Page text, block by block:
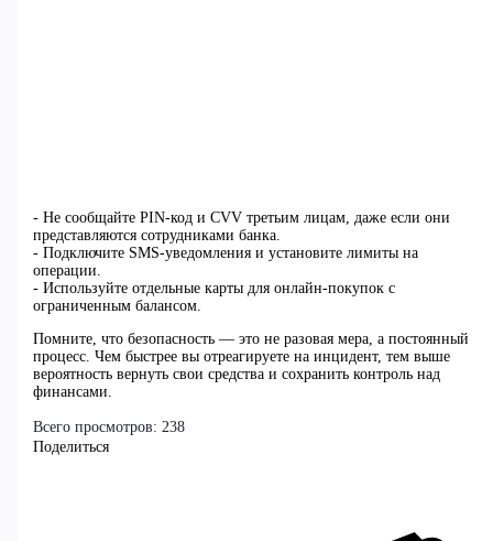
- Не сообщайте PIN-код и CVV третьим лицам, даже если они
представляются сотрудниками банка.
- Подключите SMS-уведомления и установите лимиты на
операции.
- Используйте отдельные карты для онлайн-покупок с
ограниченным балансом.
Помните, что безопасность — это не разовая мера, а постоянный
процесс. Чем быстрее вы отреагируете на инцидент, тем выше
вероятность вернуть свои средства и сохранить контроль над
финансами.
Всего просмотров: 238
Поделиться